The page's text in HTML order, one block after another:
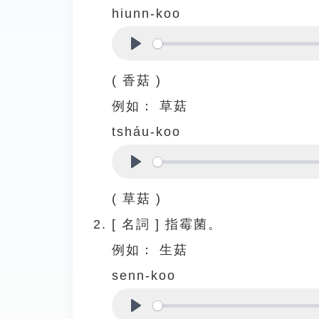
hiunn-koo
( 香菇 )
例如：
草菇
tsháu-koo
( 草菇 )
[ 名詞 ] 指霉菌。
例如：
生菇
senn-koo